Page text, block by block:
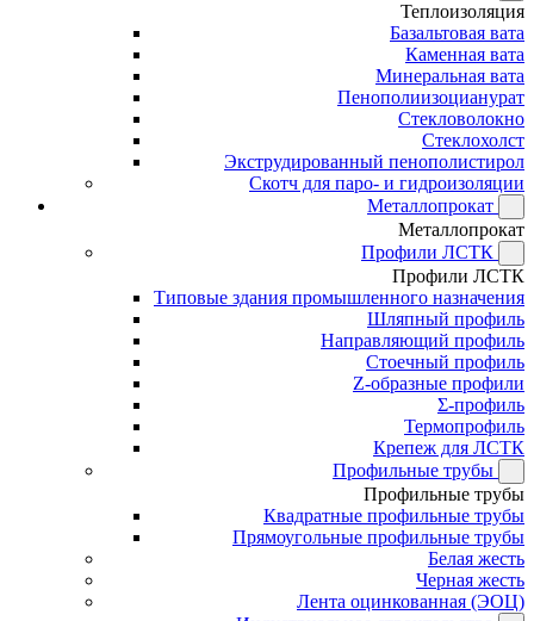
Теплоизоляция
Базальтовая вата
Каменная вата
Минеральная вата
Пенополиизоцианурат
Стекловолокно
Стеклохолст
Экструдированный пенополистирол
Скотч для паро- и гидроизоляции
Металлопрокат
Металлопрокат
Профили ЛСТК
Профили ЛСТК
Типовые здания промышленного назначения
Шляпный профиль
Направляющий профиль
Стоечный профиль
Z-образные профили
Σ-профиль
Термопрофиль
Крепеж для ЛСТК
Профильные трубы
Профильные трубы
Квадратные профильные трубы
Прямоугольные профильные трубы
Белая жесть
Черная жесть
Лента оцинкованная (ЭОЦ)